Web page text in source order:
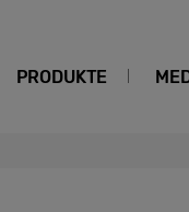
PRODUKTE